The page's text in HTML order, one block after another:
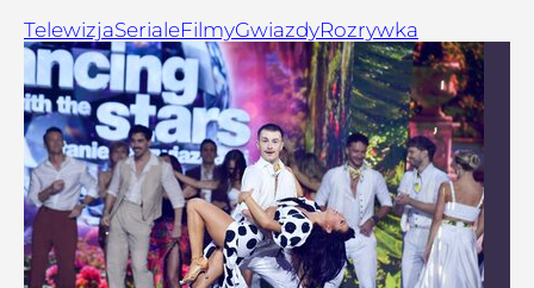
TelewizjaSerialeFilmyGwiazdyRozrywka